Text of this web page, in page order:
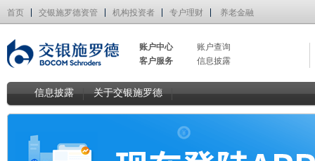
首页 交银施罗德资管 机构投资者 专户理财 养老金融
账户中心
账户查询
客户服务
信息披露
信息披露 关于交银施罗德